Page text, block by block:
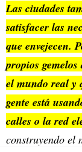
Las ciudades
satisfacer las
que envejecen.
propios
el mundo real y
gente está
calles o la red
construyendo el